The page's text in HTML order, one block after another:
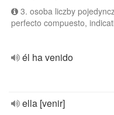
3. osoba liczby
perfecto compuesto,
él ha venido
ella [venir]